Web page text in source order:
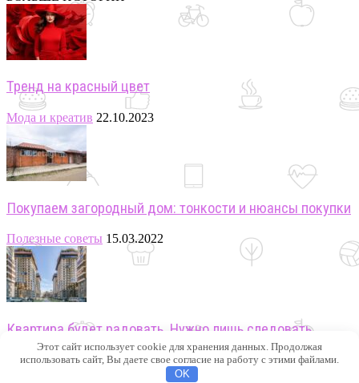
Тренд на красный цвет
Мода и креатив 22.10.2023
Покупаем загородный дом: тонкости и нюансы покупки
Полезные советы 15.03.2022
Квартира будет радовать. Нужно лишь следовать
плану.Этот сайт использует cookie для хранения данных. Продолжая
использовать сайт, Вы даете свое согласие на работу с этими файлами.
OK